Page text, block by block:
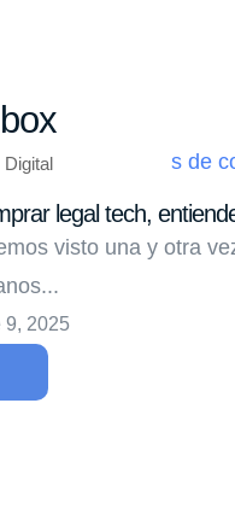
Digital
legal tech,
visto una y otra
9, 2025